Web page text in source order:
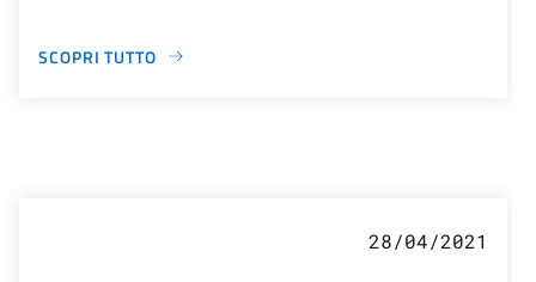
SCOPRI TUTTO
28/04/2021